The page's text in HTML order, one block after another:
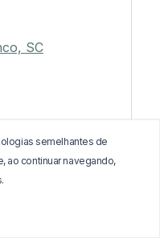
SC
semelhantes de
ao continuar navegando,